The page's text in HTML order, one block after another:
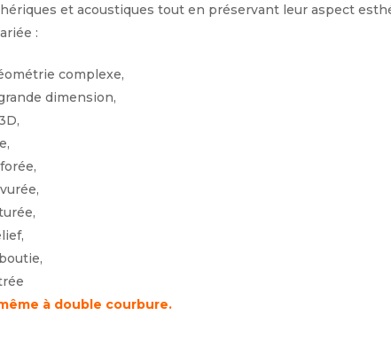
et acoustiques tout en préservant leur aspect
:
complexe,
dimension,
à double courbure.